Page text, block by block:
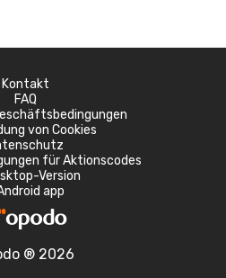
Kontakt
FAQ
von Cookies
für Aktionscodes
Version
app
® 2026